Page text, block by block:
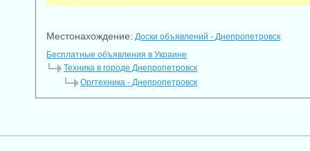
Местонахождение: Доски объявлений - Днепропетровск
Бесплатные объявления в Украине
Техника в городе Днепропетровск
Оргтехника - Днепропетровск